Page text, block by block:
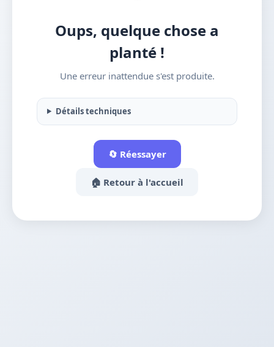
Oups, quelque chose a
planté !
Une erreur inattendue s'est produite.
Détails techniques
🔄 Réessayer
🏠 Retour à l'accueil